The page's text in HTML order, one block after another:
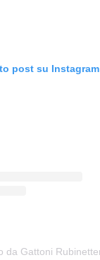
post su Instagram